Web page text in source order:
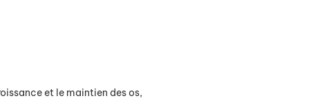
et le maintien des os,